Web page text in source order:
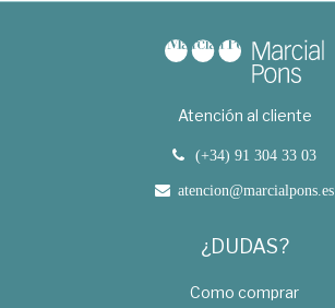
Atención al cliente
(+34) 91 304 33 03
atencion@marcialpons.es
¿DUDAS?
Como comprar